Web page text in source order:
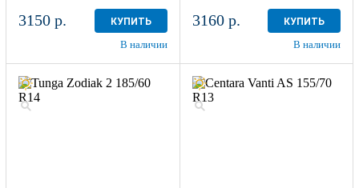
3150 р. КУПИТЬ
В наличии
3160 р. КУПИТЬ
В наличии